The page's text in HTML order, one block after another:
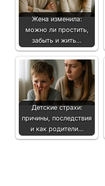
Жена изменила:
можно ли простить,
забыть и жить…
Детские страхи:
причины, последствия
и как родители…